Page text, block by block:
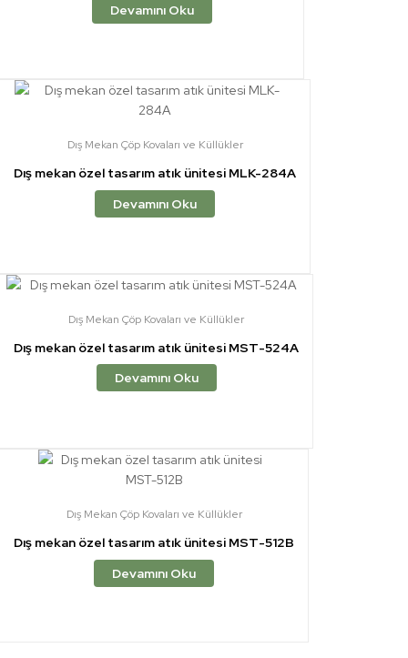
Devamını Oku
Dış Mekan Çöp Kovaları ve Küllükler
Dış mekan özel tasarım atık ünitesi MLK-284A
Devamını Oku
Dış Mekan Çöp Kovaları ve Küllükler
Dış mekan özel tasarım atık ünitesi MST-524A
Devamını Oku
Dış Mekan Çöp Kovaları ve Küllükler
Dış mekan özel tasarım atık ünitesi MST-512B
Devamını Oku